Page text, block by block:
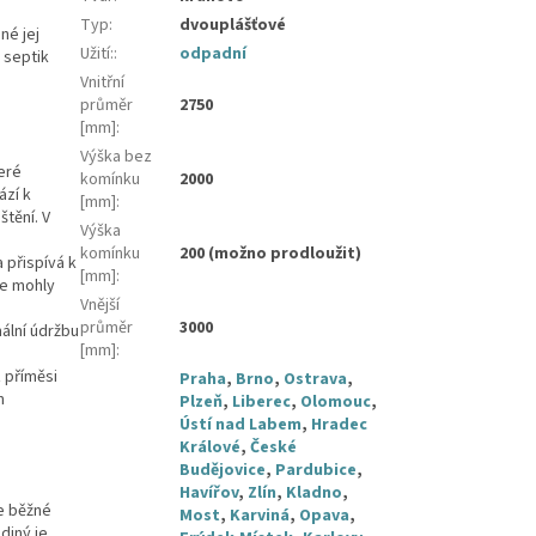
jej
septik
k
V
přispívá k
mohly
údržbu
příměsi
běžné
Typ:
dvouplášťové
Užití::
odpadní
Vnitřní
průměr
[mm]:
2750
Výška bez
komínku
[mm]:
2000
Výška
komínku
[mm]:
200 (možno prodloužit)
Vnější
průměr
[mm]:
3000
Praha, Brno, Ostrava,
Plzeň, Liberec, Olomouc,
Ústí nad Labem, Hradec
Králové,České
Budějovice, Pardubice,
Havířov, Zlín, Kladno,
Most, Karviná, Opava,